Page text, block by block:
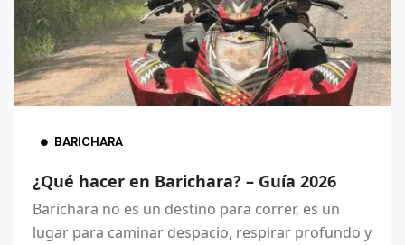
BARICHARA
¿Qué hacer en Barichara? – Guía 2026
Barichara no es un destino para correr, es un
lugar para caminar despacio, respirar profundo y